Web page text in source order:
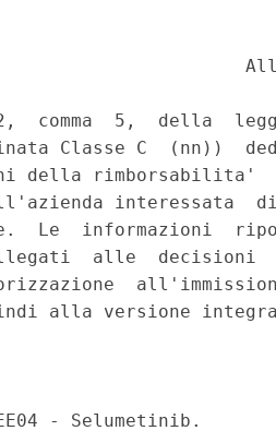
comma  5,  della
Classe C  (nn))
della rimborsabilita'
interessata
Le  informazioni
alle  decisioni
alla versione
- Selumetinib.